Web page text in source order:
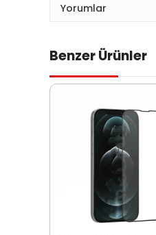
Yorumlar
Benzer Ürünler